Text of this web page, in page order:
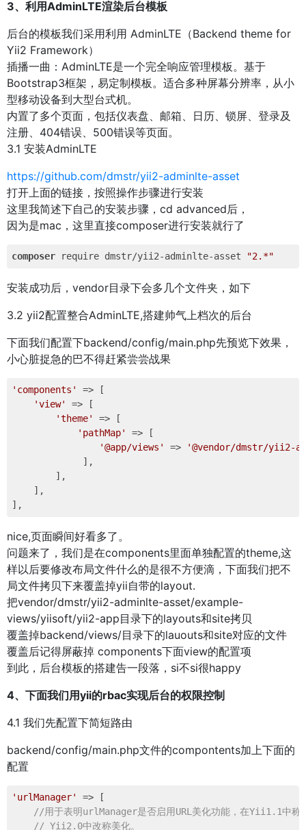
3、利用AdminLTE渲染后台模板
后台的模板我们采用利用 AdminLTE（Backend theme for
Yii2 Framework）
插播一曲：AdminLTE是一个完全响应管理模板。基于
Bootstrap3框架，易定制模板。适合多种屏幕分辨率，从小
型移动设备到大型台式机。
内置了多个页面，包括仪表盘、邮箱、日历、锁屏、登录及
注册、404错误、500错误等页面。
3.1 安装AdminLTE
https://github.com/dmstr/yii2-adminlte-asset
打开上面的链接，按照操作步骤进行安装
这里我简述下自己的安装步骤，cd advanced后，
因为是mac，这里直接composer进行安装就行了
composer require dmstr/yii2-adminlte-asset "2.*"
安装成功后，vendor目录下会多几个文件夹，如下
3.2 yii2配置整合AdminLTE,搭建帅气上档次的后台
下面我们配置下backend/config/main.php先预览下效果，
小心脏捉急的巴不得赶紧尝尝战果
'components'
=> [
'view'
=> [
'theme'
=> [
'pathMap'
=> [
'@app/views'
=>
'@vendor/dmstr/yii2-
             ],
        ],
    ],
nice,页面瞬间好看多了。
问题来了，我们是在components里面单独配置的theme,这
样以后要修改布局文件什么的是很不方便滴，下面我们把不
局文件拷贝下来覆盖掉yii自带的layout.
把vendor/dmstr/yii2-adminlte-asset/example-
views/yiisoft/yii2-app目录下的layouts和site拷贝
覆盖掉backend/views/目录下的lauouts和site对应的文件
覆盖后记得屏蔽掉 components下面view的配置项
到此，后台模板的搭建告一段落，si不si很happy
4、下面我们用yii的rbac实现后台的权限控制
4.1 我们先配置下简短路由
backend/config/main.php文件的compontents加上下面的
配置
'urlManager'
=> [
//用于表明urlManager是否启用URL美化功能，在Yii1.1
// Yii2.0中改称美化。